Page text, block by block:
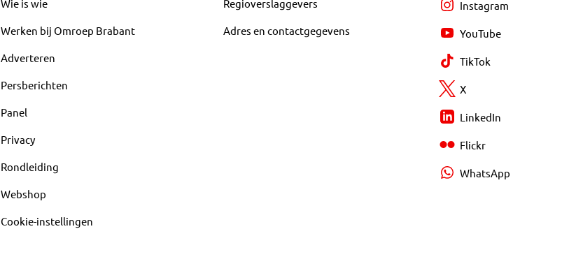
Wie is wie
Werken bij Omroep Brabant
Adverteren
Persberichten
Panel
Privacy
Rondleiding
Webshop
Cookie-instellingen
Regioverslaggevers
Adres en contactgegevens
Instagram
YouTube
TikTok
X
LinkedIn
Flickr
WhatsApp